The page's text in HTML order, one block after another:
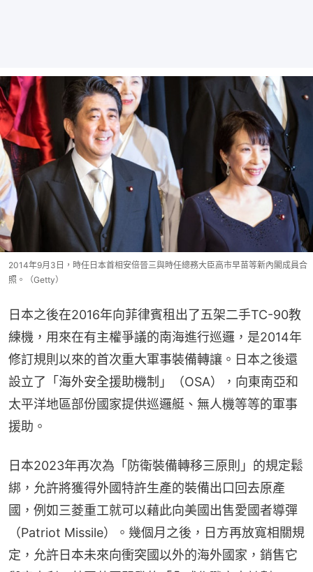
2014年9月3日，時任日本首相安倍晉三與時任總務大臣高市早苗等新內閣成員合
照。（Getty）
日本之後在2016年向菲律賓租出了五架二手TC-90教
練機，用來在有主權爭議的南海進行巡邏，是2014年
修訂規則以來的首次重大軍事裝備轉讓。日本之後還
設立了「海外安全援助機制」（OSA），向東南亞和
太平洋地區部份國家提供巡邏艇、無人機等等的軍事
援助。
日本2023年再次為「防衛裝備轉移三原則」的規定鬆
綁，允許將獲得外國特許生產的裝備出口回去原產
國，例如三菱重工就可以藉此向美國出售愛國者導彈
（Patriot Missile）。幾個月之後，日方再放寬相關規
定，允許日本未來向衝突國以外的海外國家，銷售它